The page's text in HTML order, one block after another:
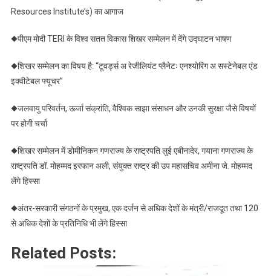
शिखर
का
पीएम
Resources Institute’s) का आगाज
◆पीएम मोदी TERI के विश्व सतत विकास शिखर सम्मेलन में देंगे उद्घाटन भाषण
◆शिखर सम्मेलन का विषय है: “टूवर्ड्स अ रेजीलियंट प्लैनेटः एनश्योरिंग अ सस्टेनेबल एंड
इक्वीटेबल फ्यूचर”
◆जलवायु परिवर्तन, ऊर्जा संक्रांति, वैश्विक साझा संसाधन और उनकी सुरक्षा जैसे विषयों
पर होगी चर्चा
◆शिखर सम्मेलन में डोमीनिकन गणराज्य के राष्ट्रपति लुई एबीनादेर, गयाना गणराज्य के
राष्ट्रपति डॉ. मोहम्मद इरफान अली, संयुक्त राष्ट्र की उप महासचिव अमीना जे. मोहम्मद
लेंगे हिस्सा
◆अंतर-सरकारी संगठनों के प्रमुख, एक दर्जन से अधिक देशों के मंत्री/राजदूत तथा 120
से अधिक देशों के प्रतिनिधि भी लेंगे हिस्सा
Related Posts: